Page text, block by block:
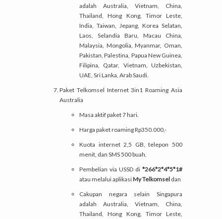
adalah Australia, Vietnam, China,
Thailand, Hong Kong, Timor Leste,
India, Taiwan, Jepang, Korea Selatan,
Laos, Selandia Baru, Macau China,
Malaysia, Mongolia, Myanmar, Oman,
Pakistan, Palestina, Papua New Guinea,
Filipina, Qatar, Vietnam, Uzbekistan,
UAE, Sri Lanka, Arab Saudi.
Paket Telkomsel Internet 3in1 Roaming Asia
Australia
Masa aktif paket 7 hari.
Harga paket roaming Rp350.000,-
Kuota internet 2,5 GB, telepon 500
menit, dan SMS 500 buah.
Pembelian via USSD di *266*2*4*5*1#
atau melalui aplikasiMy Telkomsel dan
Cakupan negara selain Singapura
adalah Australia, Vietnam, China,
Thailand, Hong Kong, Timor Leste,